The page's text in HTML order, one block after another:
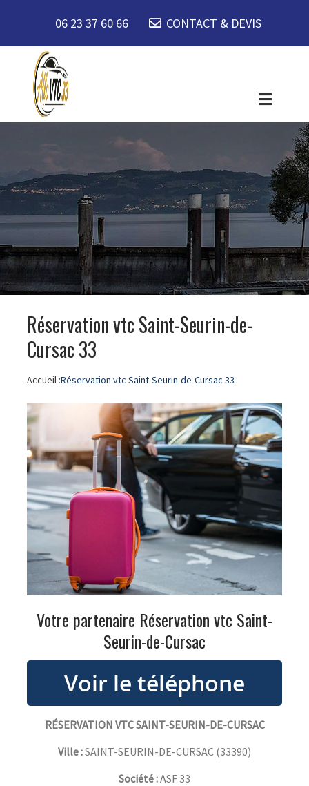
06 23 37 60 66 CONTACT & DEVIS
Réservation vtc Saint-Seurin-de-
Cursac 33
Accueil :Réservation vtc Saint-Seurin-de-Cursac 33
Votre partenaire Réservation vtc Saint-
Seurin-de-Cursac
RÉSERVATION VTC SAINT-SEURIN-DE-CURSAC
Ville :SAINT-SEURIN-DE-CURSAC (33390)
Société :ASF 33